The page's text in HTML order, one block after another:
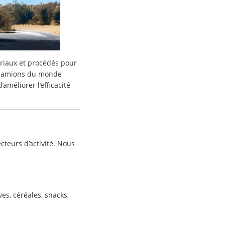
et procédés pour
du monde
l’efficacité
d’activité. Nous
céréales, snacks,